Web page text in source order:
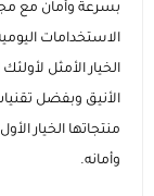
بسرعة وأمان مع
الاستخدامات
الخيار الأمثل
الأنيق وبفضل
منتجاتها الخيار
وأمانه.